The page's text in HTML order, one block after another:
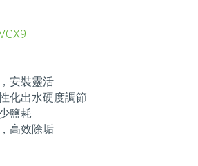
安裝靈活
化出水硬度調節
鹽耗
高效除垢